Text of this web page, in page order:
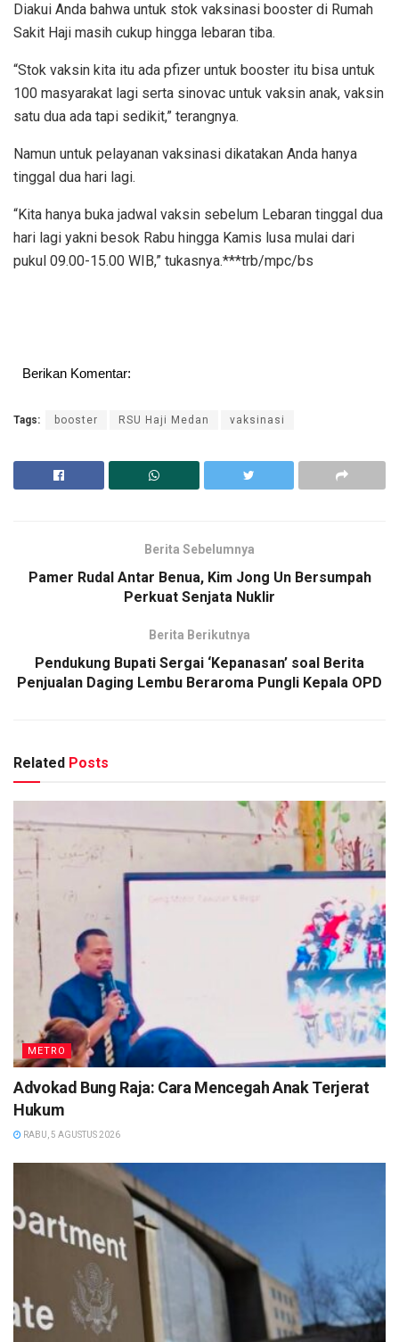
Diakui Anda bahwa untuk stok vaksinasi booster di Rumah
Sakit Haji masih cukup hingga lebaran tiba.
“Stok vaksin kita itu ada pfizer untuk booster itu bisa untuk
100 masyarakat lagi serta sinovac untuk vaksin anak, vaksin
satu dua ada tapi sedikit,” terangnya.
Namun untuk pelayanan vaksinasi dikatakan Anda hanya
tinggal dua hari lagi.
“Kita hanya buka jadwal vaksin sebelum Lebaran tinggal dua
hari lagi yakni besok Rabu hingga Kamis lusa mulai dari
pukul 09.00-15.00 WIB,” tukasnya.***trb/mpc/bs
Berikan Komentar:
Tags: booster RSU Haji Medan vaksinasi
Berita Sebelumnya
Pamer Rudal Antar Benua, Kim Jong Un Bersumpah
Perkuat Senjata Nuklir
Berita Berikutnya
Pendukung Bupati Sergai ‘Kepanasan’ soal Berita
Penjualan Daging Lembu Beraroma Pungli Kepala OPD
Related Posts
METRO
Advokad Bung Raja: Cara Mencegah Anak Terjerat
Hukum
RABU, 5 AGUSTUS 2026